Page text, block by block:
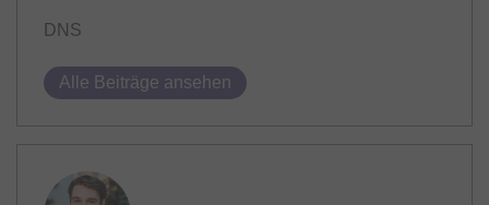
DNS
Alle Beiträge ansehen